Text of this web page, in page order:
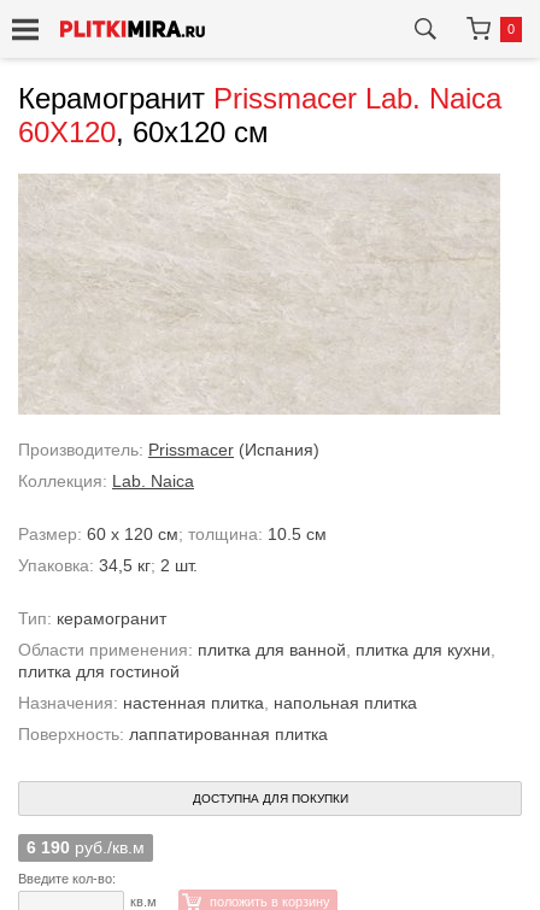
0
Керамогранит Prissmacer Lab. Naica
60X120, 60x120 см
Производитель: Prissmacer (Испания)
Коллекция: Lab. Naica
Размер: 60 x 120 см; толщина: 10.5 см
Упаковка: 34,5 кг; 2 шт.
Тип: керамогранит
Области применения: плитка для ванной плитка для кухни
плитка для гостиной
Назначения: настенная плитка
напольная плитка
Поверхность: лаппатированная плитка
ДОСТУПНА ДЛЯ ПОКУПКИ
6 190 руб./кв.м
Введите кол-во:
кв.м
положить в корзину